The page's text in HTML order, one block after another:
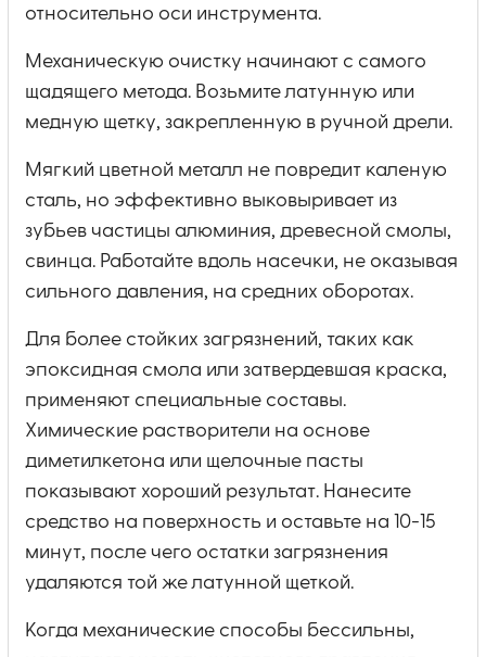
относительно оси инструмента.
Механическую очистку начинают с самого
щадящего метода. Возьмите латунную или
медную щетку, закрепленную в ручной дрели.
Мягкий цветной металл не повредит каленую
сталь, но эффективно выковыривает из
зубьев частицы алюминия, древесной смолы,
свинца. Работайте вдоль насечки, не оказывая
сильного давления, на средних оборотах.
Для более стойких загрязнений, таких как
эпоксидная смола или затвердевшая краска,
применяют специальные составы.
Химические растворители на основе
диметилкетона или щелочные пасты
показывают хороший результат. Нанесите
средство на поверхность и оставьте на 10-15
минут, после чего остатки загрязнения
удаляются той же латунной щеткой.
Когда механические способы бессильны,